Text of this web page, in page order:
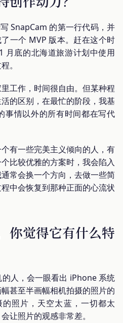
SnapCam 的第一行代码，并
一个 MVP 版本。赶在这个时
月底的北海道旅游计划中使用
。
工作，时间很自由。但某种程
的区别，在最忙的阶段，我基
事情以外的所有时间都在写代
有一些完美主义倾向的人，有
比较优雅的方案时，我会陷入
常会换一个方向，去做一些简
中会恢复到那种正面的心流状
你觉得它有什么特
人，会一眼看出 iPhone 系统
甚至半画幅相机拍摄的照片的
照片，天空太蓝，一切都太
让照片的观感非常差。